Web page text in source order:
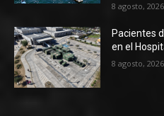
8 agosto, 2026
Pacientes
en el
8 agosto, 2026